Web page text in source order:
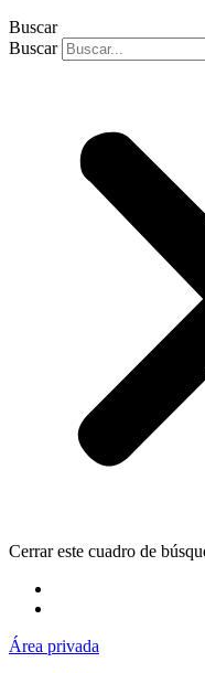
Buscar
Buscar
Cerrar este cuadro de
Área privada